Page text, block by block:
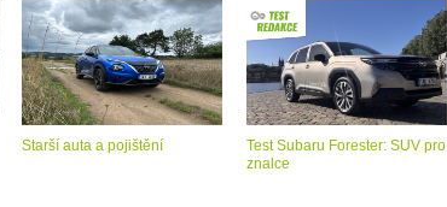
Starší auta a pojištění
Test Subaru Forester: SUV pro
znalce